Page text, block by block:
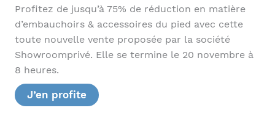
Profitez de jusqu’à 75% de réduction en matière
d’embauchoirs & accessoires du pied avec cette
toute nouvelle vente proposée par la société
Showroomprivé. Elle se termine le 20 novembre à
8 heures.
J’en profite